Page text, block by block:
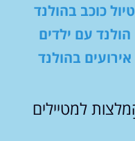
טיול כוכב בהולנד
הולנד עם ילדים
אירועים בהולנד
למטיילים